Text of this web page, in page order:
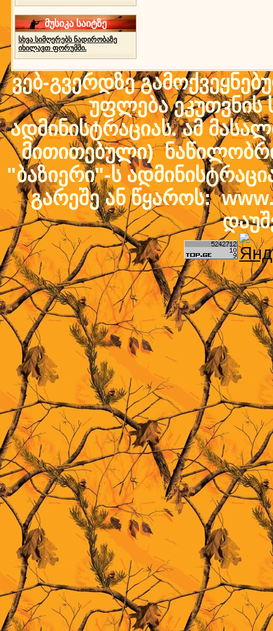
მუსიკა საიტზე
სხვა სიმღერებს ნადირობაზე
იხილავთ ფორუმში.
ვებ-გვერდზე
უფლება ეკუთვნის
ადმინისტრაციას. ამ
მითითებული)
"ბაზიერი"-ს
გარეშე ან წყაროს: